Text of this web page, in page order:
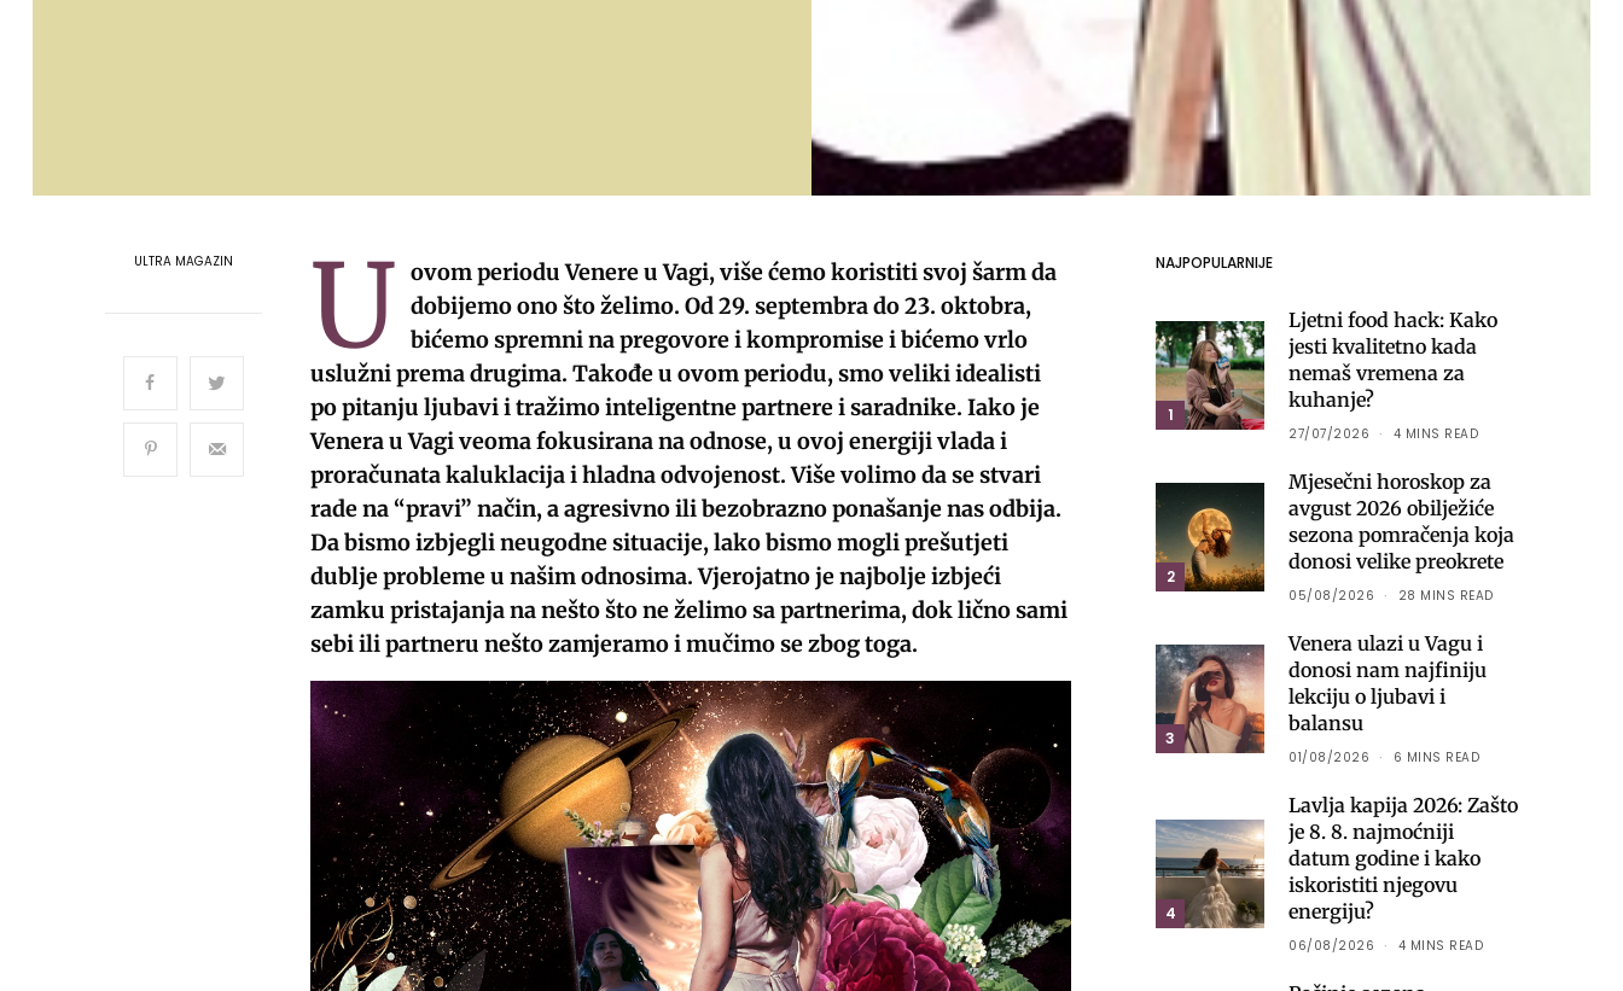
ULTRA MAGAZIN U ovom periodu Venere u Vagi, više ćemo koristiti svoj šarm da
dobijemo ono što želimo. Od 29. septembra do 23. oktobra,
bićemo spremni na pregovore i kompromise i bićemo vrlo
uslužni prema drugima. Takođe u ovom periodu, smo veliki idealisti
po pitanju ljubavi i tražimo inteligentne partnere i saradnike. Iako je
Venera u Vagi veoma fokusirana na odnose, u ovoj energiji vlada i
proračunata kaluklacija i hladna odvojenost. Više volimo da se stvari
rade na “pravi” način, a agresivno ili bezobrazno ponašanje nas odbija.
Da bismo izbjegli neugodne situacije, lako bismo mogli prešutjeti
dublje probleme u našim odnosima. Vjerojatno je najbolje izbjeći
zamku pristajanja na nešto što ne želimo sa partnerima, dok lično sami
sebi ili partneru nešto zamjeramo i mučimo se zbog toga.
NAJPOPULARNIJE
1
Ljetni food hack: Kako
jesti kvalitetno kada
nemaš vremena za
kuhanje?
27/07/2026 4 MINS READ
2
Mjesečni horoskop za
avgust 2026 obilježiće
sezona pomračenja koja
donosi velike preokrete
05/08/2026 28 MINS READ
3
Venera ulazi u Vagu i
donosi nam najfiniju
lekciju o ljubavi i
balansu
01/08/2026 6 MINS READ
4
Lavlja kapija 2026: Zašto
je 8. 8. najmoćniji
datum godine i kako
iskoristiti njegovu
energiju?
06/08/2026 4 MINS READ